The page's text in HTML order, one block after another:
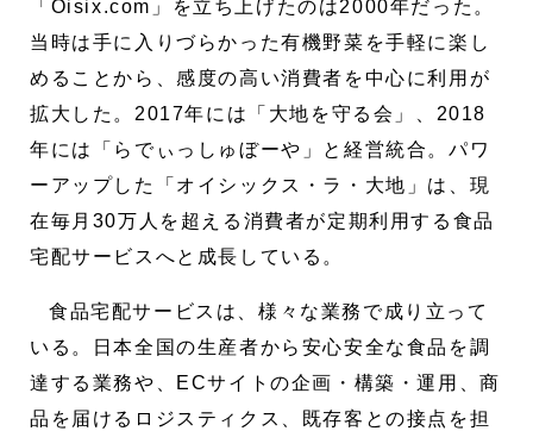
「Oisix.com」を立ち上げたのは2000年だった。
当時は手に入りづらかった有機野菜を手軽に楽し
めることから、感度の高い消費者を中心に利用が
拡大した。2017年には「大地を守る会」、2018
年には「らでぃっしゅぼーや」と経営統合。パワ
ーアップした「オイシックス・ラ・大地」は、現
在毎月30万人を超える消費者が定期利用する食品
宅配サービスへと成長している。
食品宅配サービスは、様々な業務で成り立って
いる。日本全国の生産者から安心安全な食品を調
達する業務や、ECサイトの企画・構築・運用、商
品を届けるロジスティクス、既存客との接点を担